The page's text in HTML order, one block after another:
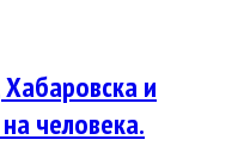
и
человека.